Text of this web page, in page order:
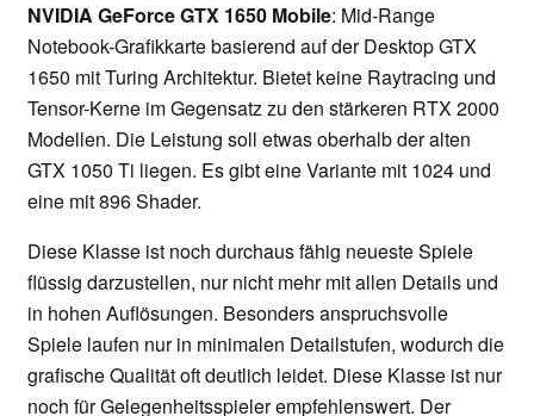
NVIDIA GeForce GTX 1650 Mobile: Mid-Range
Notebook-Grafikkarte basierend auf der Desktop GTX
1650 mit Turing Architektur. Bietet keine Raytracing und
Tensor-Kerne im Gegensatz zu den stärkeren RTX 2000
Modellen. Die Leistung soll etwas oberhalb der alten
GTX 1050 Ti liegen. Es gibt eine Variante mit 1024 und
eine mit 896 Shader.
Diese Klasse ist noch durchaus fähig neueste Spiele
flüssig darzustellen, nur nicht mehr mit allen Details und
in hohen Auflösungen. Besonders anspruchsvolle
Spiele laufen nur in minimalen Detailstufen, wodurch die
grafische Qualität oft deutlich leidet. Diese Klasse ist nur
noch für Gelegenheitsspieler empfehlenswert. Der